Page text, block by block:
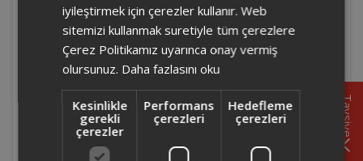
AR2094 - Arzum Tostçu Delux Izgara ve
Tost Makinesi Çift taraflı ızgarada
yiyecekler çevrilmeli midir?
AR2094 - Arzum Tostçu Delux Izgara ve
Tost Makinesi Isı ayarı nasıl yapılır?
Tavsiye
iyileştirmek için çerezler kullanır. Web
sitemizi kullanmak suretiyle tüm çerezlere
Çerez Politikamız uyarınca onay vermiş
olursunuz. Daha fazlasını oku
Kesinlikle
gerekli
çerezler
Performans
çerezleri
Hedefleme
çerezleri